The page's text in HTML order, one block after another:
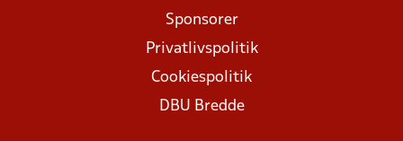
Sponsorer
Privatlivspolitik
Cookiespolitik
DBU Bredde